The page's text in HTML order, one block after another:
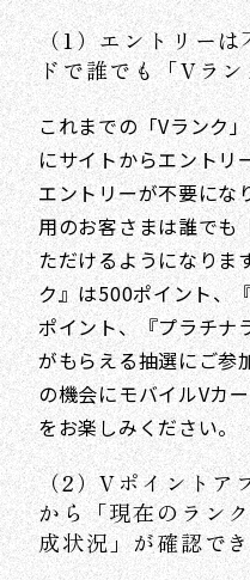
（1）エントリー
ドで誰でも「Vラ
これまでの「Vランク
にサイトからエントリ
エントリーが不要にな
用のお客さまは誰でも
ただけるようになりま
ク』は500ポイント、
ポイント、『プラチナ
がもらえる抽選にご参
の機会にモバイルVカ
をお楽しみください。
（2）Vポイントア
から「現在のラン
成状況」が確認で